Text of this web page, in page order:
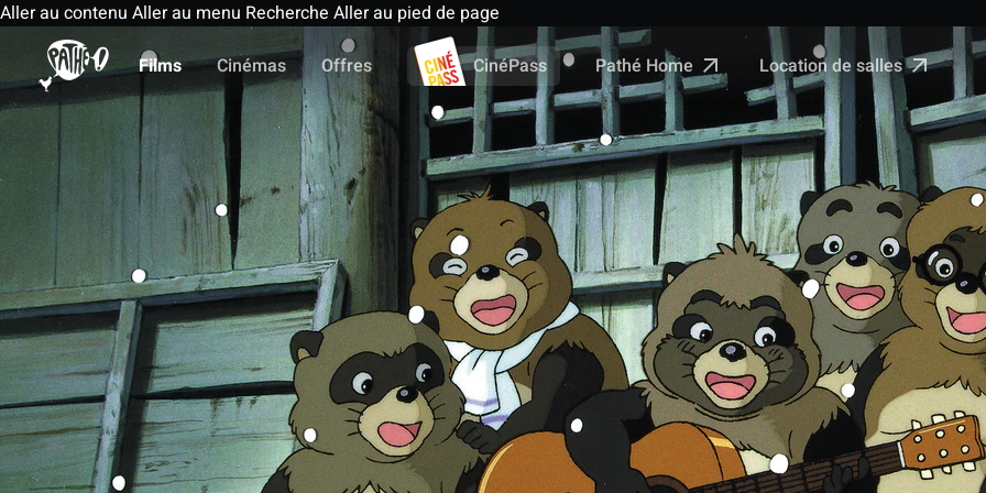
Aller au contenu Aller au menu Recherche Aller au pied de page
Films
Cinémas Offres CinéPass Pathé Home Location de salles